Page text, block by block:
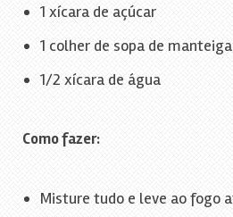
1 xícara de açúcar
1 colher de sopa de manteiga
1/2 xícara de água
Como fazer:
Misture tudo e leve ao fogo